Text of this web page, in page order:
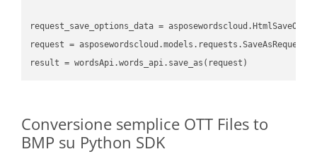
request_save_options_data =
request
result
Conversione semplice OTT Files to
BMP su Python SDK